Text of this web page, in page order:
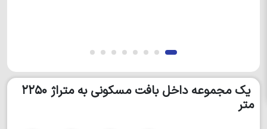
یک مجموعه داخل بافت مسکونی به متراژ ۲۲۵۰
متر